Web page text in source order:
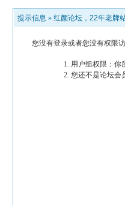
提示信息 » 红颜论坛，22年老牌
您没有登录或者您没有权限
用户组权限：你
您还不是论坛会